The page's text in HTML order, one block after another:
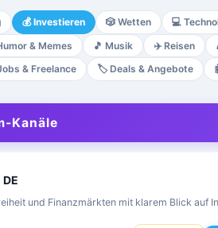
💰 Investieren 🎲 Wetten 💻
& Memes 🎵 Musik ✈️ Reisen
& Freelance 🏷️ Deals & Angebote
Kanäle
und Finanzmärkten mit klarem Blick auf